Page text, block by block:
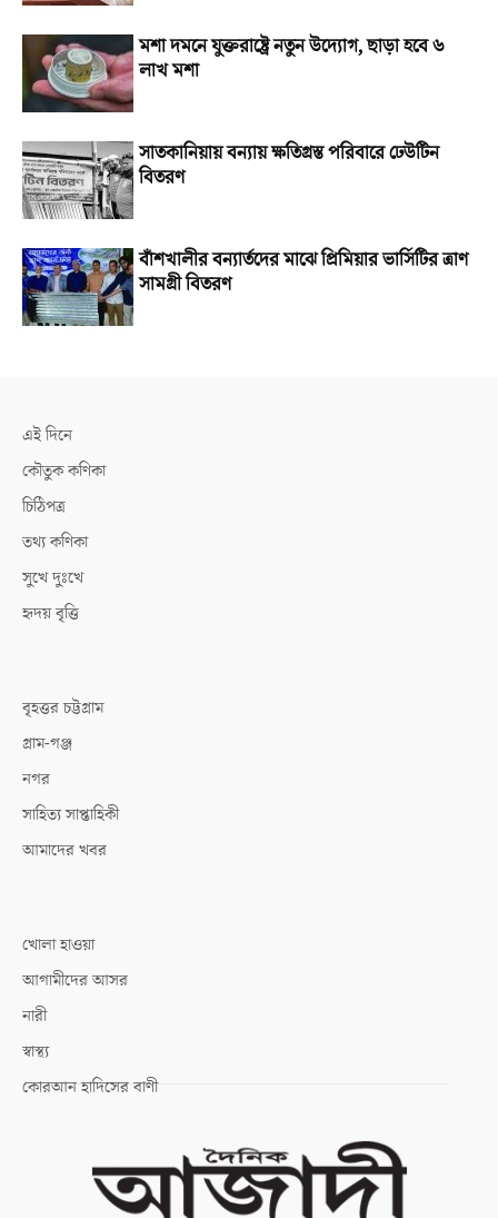
মশা দমনে যুক্তরাষ্ট্রে নতুন উদ্যোগ, ছাড়া হবে ৬
লাখ মশা
সাতকানিয়ায় বন্যায় ক্ষতিগ্রস্ত পরিবারে ঢেউটিন
বিতরণ
বাঁশখালীর বন্যার্তদের মাঝে প্রিমিয়ার ভার্সিটির ত্রাণ
সামগ্রী বিতরণ
এই দিনে
কৌতুক কণিকা
চিঠিপত্র
তথ্য কণিকা
সুখে দুঃখে
হৃদয় বৃত্তি
বৃহত্তর চট্টগ্রাম
গ্রাম-গঞ্জ
নগর
সাহিত্য সাপ্তাহিকী
আমাদের খবর
খোলা হাওয়া
আগামীদের আসর
নারী
স্বাস্থ্য
কোরআন হাদিসের বাণী